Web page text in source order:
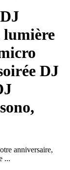
lumière
DJ
anniversaire,
...